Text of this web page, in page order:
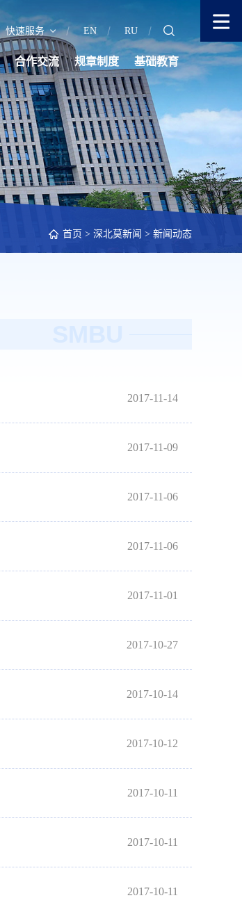
快速服务 EN RU
合作交流 规章制度 基础教育
首页 > 深北莫新闻 > 新闻动态
2017-11-14
2017-11-09
2017-11-06
2017-11-06
2017-11-01
2017-10-27
2017-10-14
2017-10-12
2017-10-11
2017-10-11
2017-10-11